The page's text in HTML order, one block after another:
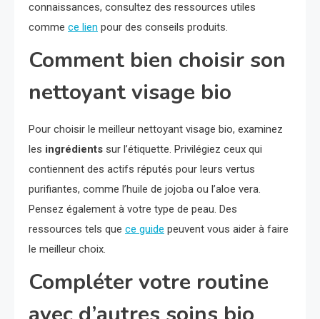
connaissances, consultez des ressources utiles
comme ce lien pour des conseils produits.
Comment bien choisir son
nettoyant visage bio
Pour choisir le meilleur nettoyant visage bio, examinez
les ingrédients sur l’étiquette. Privilégiez ceux qui
contiennent des actifs réputés pour leurs vertus
purifiantes, comme l’huile de jojoba ou l’aloe vera.
Pensez également à votre type de peau. Des
ressources tels que ce guide peuvent vous aider à faire
le meilleur choix.
Compléter votre routine